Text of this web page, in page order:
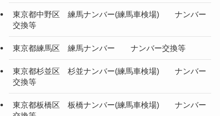
東京都中野区 練馬ナンバー(練馬車検場) ナンバー
交換等
東京都練馬区 練馬ナンバー ナンバー交換等
東京都杉並区 杉並ナンバー(練馬車検場) ナンバー
交換等
東京都板橋区 板橋ナンバー(練馬車検場) ナンバー